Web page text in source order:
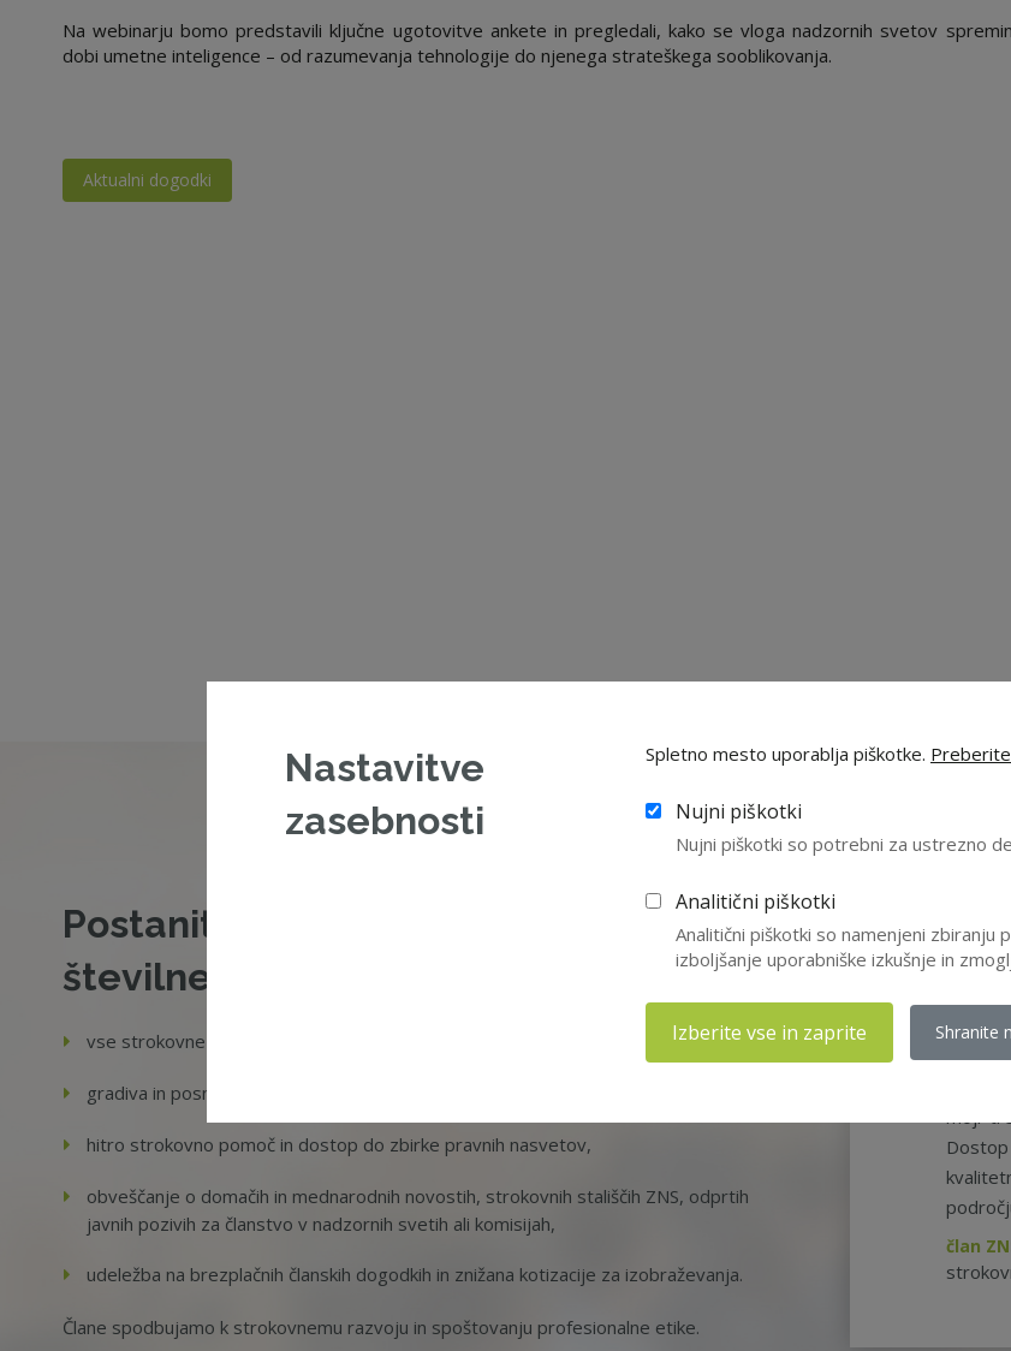
Na webinarju bomo predstavili ključne ugotovitve ankete in pregledali, kako se vloga nadzornih svetov
dobi umetne inteligence – od razumevanja tehnologije do njenega strateškega sooblikovanja.
Aktualni dogodki
Postanite član ZNS in si zagotovite
številne prednosti:
vse strokovne vire, ki so potrebni za vaše delo,
gradiva in posnetke izobraževanj,
hitro strokovno pomoč in dostop do zbirke pravnih nasvetov,
obveščanje o domačih in mednarodnih novostih, strokovnih stališčih ZNS, odprtih
javnih pozivih za članstvo v nadzornih svetih ali komisijah,
udeležba na brezplačnih članskih dogodkih in znižana kotizacije za izobraževanja.
Člane spodbujamo k strokovnemu razvoju in spoštovanju profesionalne etike.
moji
član
Nastavitve
zasebnosti
Spletno mesto uporablja piškotke.
Nujni piškotki
Nujni piškotki so potrebni za ustrezno
Analitični piškotki
Analitični piškotki so namenjeni
izboljšanje uporabniške izkušnje in
Izberite vse in zaprite Shranite